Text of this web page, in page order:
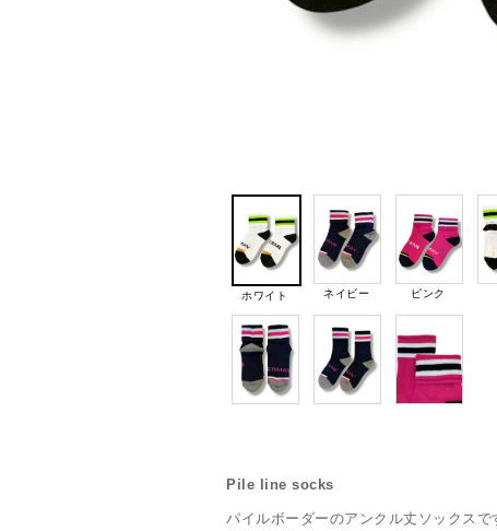
ホワイト ネイビー ピンク
Pile line socks
パイルボーダーのアンクル丈ソックスで